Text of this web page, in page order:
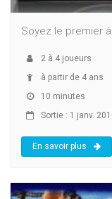
Soyez le premier
2 à 4 joueurs
à partir de 4 ans
10 minutes
Sortie : 1 janv.
En savoir plus